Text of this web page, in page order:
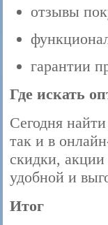
отзывы
гарантии
Где искать
Сегодня
так и в
скидки,
удобной и
Итог